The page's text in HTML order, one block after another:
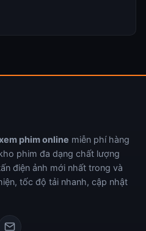
phim online miễn phí hàng
phim đa dạng chất lượng
điện ảnh mới nhất trong và
tốc độ tải nhanh, cập nhật